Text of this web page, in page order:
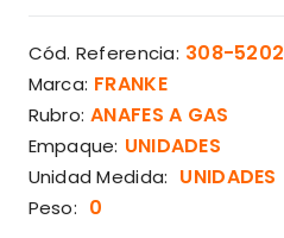
Cód. Referencia: 308-5202
Marca: FRANKE
Rubro: ANAFES A GAS
Empaque: UNIDADES
Unidad Medida: UNIDADES
Peso: 0